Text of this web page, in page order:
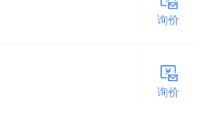
询价
询价